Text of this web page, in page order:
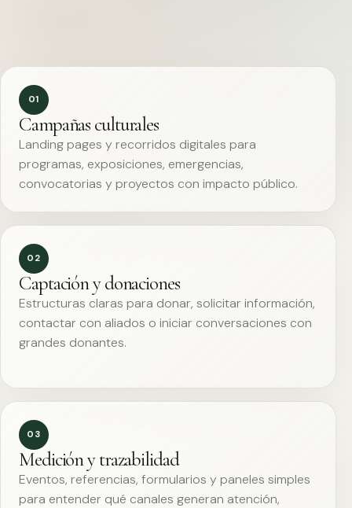
01
Campañas culturales
Landing pages y recorridos digitales para
programas, exposiciones, emergencias,
convocatorias y proyectos con impacto público.
02
Captación y donaciones
Estructuras claras para donar, solicitar información,
contactar con aliados o iniciar conversaciones con
grandes donantes.
03
Medición y trazabilidad
Eventos, referencias, formularios y paneles simples
para entender qué canales generan atención,